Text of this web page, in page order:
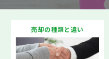
売却の種類と違い